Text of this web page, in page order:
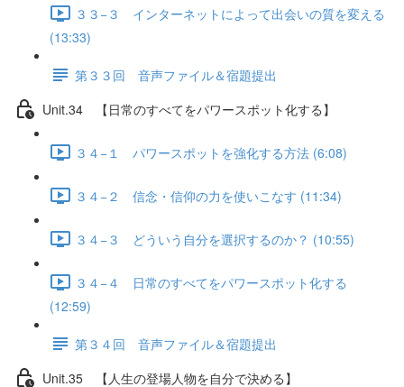
３３−３ インターネットによって出会いの質を変える
(13:33)
第３３回 音声ファイル＆宿題提出
Unit.34 【日常のすべてをパワースポット化する】
３４−１ パワースポットを強化する方法 (6:08)
３４−２ 信念・信仰の力を使いこなす (11:34)
３４−３ どういう自分を選択するのか？ (10:55)
３４−４ 日常のすべてをパワースポット化する
(12:59)
第３４回 音声ファイル＆宿題提出
Unit.35 【人生の登場人物を自分で決める】